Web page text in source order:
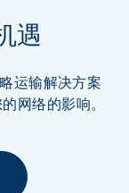
遇
运输解决方案
网络的影响。